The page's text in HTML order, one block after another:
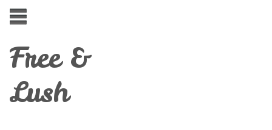
Free &
Lush